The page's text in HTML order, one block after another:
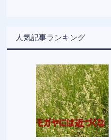
人気記事ランキング